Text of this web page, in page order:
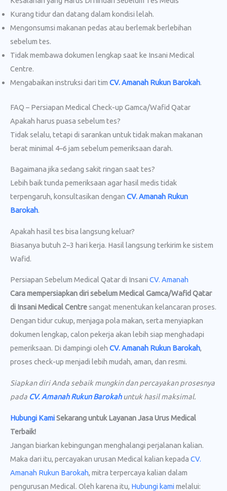
Kurang tidur dan datang dalam kondisi lelah.
Mengonsumsi makanan pedas atau berlemak berlebihan
sebelum tes.
Tidak membawa dokumen lengkap saat ke Insani Medical
Centre.
Mengabaikan instruksi dari tim CV. Amanah Rukun Barokah.
FAQ – Persiapan Medical Check-up Gamca/Wafid Qatar
Apakah harus puasa sebelum tes?
Tidak selalu, tetapi di sarankan untuk tidak makan makanan
berat minimal 4–6 jam sebelum pemeriksaan darah.
Bagaimana jika sedang sakit ringan saat tes?
Lebih baik tunda pemeriksaan agar hasil medis tidak
terpengaruh, konsultasikan dengan CV. Amanah Rukun
Barokah.
Apakah hasil tes bisa langsung keluar?
Biasanya butuh 2–3 hari kerja. Hasil langsung terkirim ke sistem
Wafid.
Persiapan Sebelum Medical Qatar di Insani CV. Amanah
Cara mempersiapkan diri sebelum Medical Gamca/Wafid Qatar
di Insani Medical Centresangat menentukan kelancaran proses.
Dengan tidur cukup, menjaga pola makan, serta menyiapkan
dokumen lengkap, calon pekerja akan lebih siap menghadapi
pemeriksaan. Di dampingi oleh CV. Amanah Rukun Barokah,
proses check-up menjadi lebih mudah, aman, dan resmi.
Siapkan diri Anda sebaik mungkin dan percayakan prosesnya
pada CV. Amanah Rukun Barokahuntuk hasil maksimal.
Hubungi KamiSekarang untuk Layanan Jasa Urus Medical
Terbaik!
Jangan biarkan kebingungan menghalangi perjalanan kalian.
Maka dari itu, percayakan urusan Medical kalian kepada CV.
Amanah Rukun Barokah, mitra terpercaya kalian dalam
pengurusan Medical. Oleh karena itu, Hubungi kamimelalui: